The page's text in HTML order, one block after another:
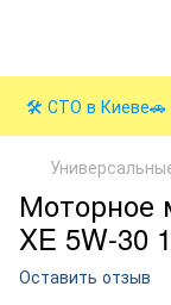
🛠️ СТО в Киеве🚗
Моторное
XE 5W-30
Оставить отзыв